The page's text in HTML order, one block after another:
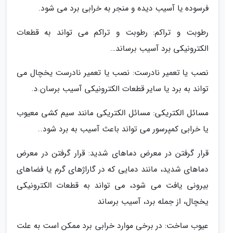
فرسوده یا آسیب دیده و منجر به خرابی برد می شود.
رطوبت و تراکم: رطوبت و تراکم می تواند به قطعات
الکترونیکی برد آسیب برساند…
نصب یا تعمیر نادرست: نصب یا تعمیر نادرست یخچال می
تواند به برد یا سایر قطعات الکترونیکی آسیب برسان.د.
مسائل الکتریکی: مسائل الکتریکی مانند سیم کشی معیوب
یا خرابی کمپرسور می تواند باعث آسیب به برد شود..
قرار گرفتن در معرض دماهای شدید: قرار گرفتن در معرض
دماهای شدید، مانند دمایی که در گاراژهای گرم یا فضاهای
بیرونی یافت می شود، می تواند به قطعات الکترونیکی
یخچال، از جمله برد، آسیب برساند
عیوب ساخت: در برخی موارد خرابی برد ممکن است به علت